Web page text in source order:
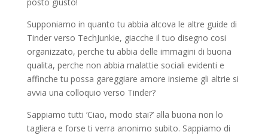
Supponiamo in quanto tu abbia alcova le altre guide di
Tinder verso TechJunkie, giacche il tuo disegno cosi
organizzato, perche tu abbia delle immagini di buona
qualita, perche non abbia malattie sociali evidenti e
affinche tu possa gareggiare amore insieme gli altrie si
avvia una colloquio verso Tinder?
Sappiamo tutti ‘Ciao, modo stai?’ alla buona non lo
tagliera e forse ti verra anonimo subito. Sappiamo di